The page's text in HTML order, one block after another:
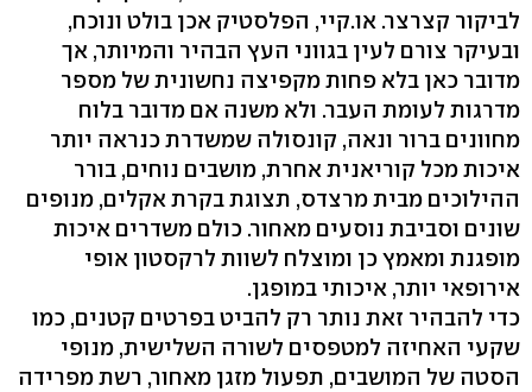
לביקור קצרצר. או.קיי, הפלסטיק אכן בולט ונוכח,
ובעיקר צורם לעין בגווני העץ הבהיר והמיותר, אך
מדובר כאן בלא פחות מקפיצה נחשונית של מספר
מדרגות לעומת העבר. ולא משנה אם מדובר בלוח
מחוונים ברור ונאה, קונסולה שמשדרת כנראה יותר
איכות מכל קוריאנית אחרת, מושבים נוחים, בורר
ההילוכים מבית מרצדס, תצוגת בקרת אקלים, מנופים
שונים וסביבת נוסעים מאחור. כולם משדרים איכות
מופגנת ומאמץ כן ומוצלח לשוות לרקסטון אופי
אירופאי יותר, איכותי במופגן.
כדי להבהיר זאת נותר רק להביט בפרטים קטנים, כמו
שקעי האחיזה למטפסים לשורה השלישית, מנופי
הסטה של המושבים, תפעול מזגן מאחור, רשת מפרידה